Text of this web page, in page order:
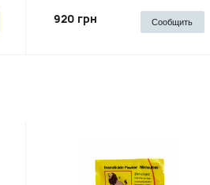
920 грн Сообщить